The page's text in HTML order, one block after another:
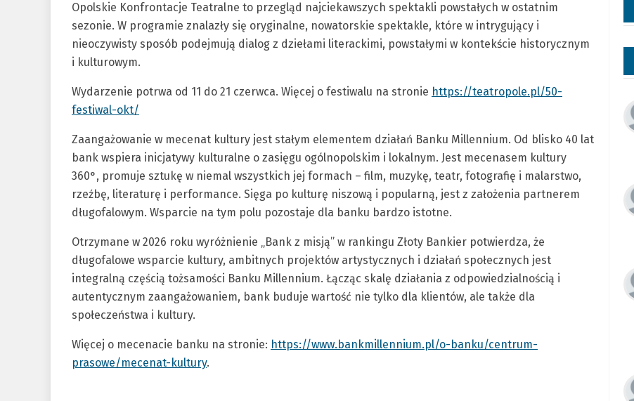
Opolskie Konfrontacje Teatralne to przegląd najciekawszych spektakli powstałych w ostatnim
sezonie. W programie znalazły się oryginalne, nowatorskie spektakle, które w intrygujący i
nieoczywisty sposób podejmują dialog z dziełami literackimi, powstałymi w kontekście historycznym
i kulturowym.
Wydarzenie potrwa od 11 do 21 czerwca. Więcej o festiwalu na stronie https://teatropole.pl/50-
festiwal-okt/
Zaangażowanie w mecenat kultury jest stałym elementem działań Banku Millennium. Od blisko 40 lat
bank wspiera inicjatywy kulturalne o zasięgu ogólnopolskim i lokalnym. Jest mecenasem kultury
360°, promuje sztukę w niemal wszystkich jej formach – film, muzykę, teatr, fotografię i malarstwo,
rzeźbę, literaturę i performance. Sięga po kulturę niszową i popularną, jest z założenia partnerem
długofalowym. Wsparcie na tym polu pozostaje dla banku bardzo istotne.
Otrzymane w 2026 roku wyróżnienie „Bank z misją” w rankingu Złoty Bankier potwierdza, że
długofalowe wsparcie kultury, ambitnych projektów artystycznych i działań społecznych jest
integralną częścią tożsamości Banku Millennium. Łącząc skalę działania z odpowiedzialnością i
autentycznym zaangażowaniem, bank buduje wartość nie tylko dla klientów, ale także dla
społeczeństwa i kultury.
Więcej o mecenacie banku na stronie: https://www.bankmillennium.pl/o-banku/centrum-
prasowe/mecenat-kultury.